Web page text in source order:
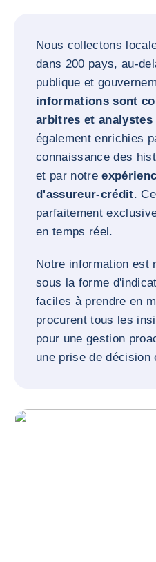
Nous collectons
dans 200 pays, au-
publique et
informations sont
arbitres et
également enrichies
connaissance des
et par notre
d'assureur-crédit.
parfaitement
en temps réel.
Notre information est
sous la forme
faciles à prendre en
procurent tous les
pour une gestion
une prise de décision